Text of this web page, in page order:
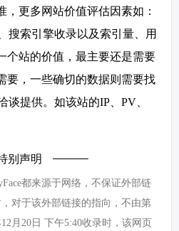
，更多网站价值评估因素如：
搜索引擎收录以及索引量、用
个站的价值，最主要还是需要
要，一些确切的数据则需要找
谈提供。如该站的IP、PV、
别声明
都来源于网络，不保证外部链
对于该外部链接的指向，不由第
月20日 下午5:40收录时，该网页